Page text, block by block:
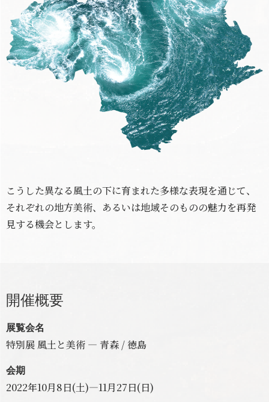
こうした異なる風土の下に育まれた多様な表現を通じて、
それぞれの地方美術、あるいは地域そのものの魅力を再発
見する機会とします。
開催概要
展覧会名
特別展 風土と美術 ― 青森 / 徳島
会期
2022年10月8日(土)―11月27日(日)